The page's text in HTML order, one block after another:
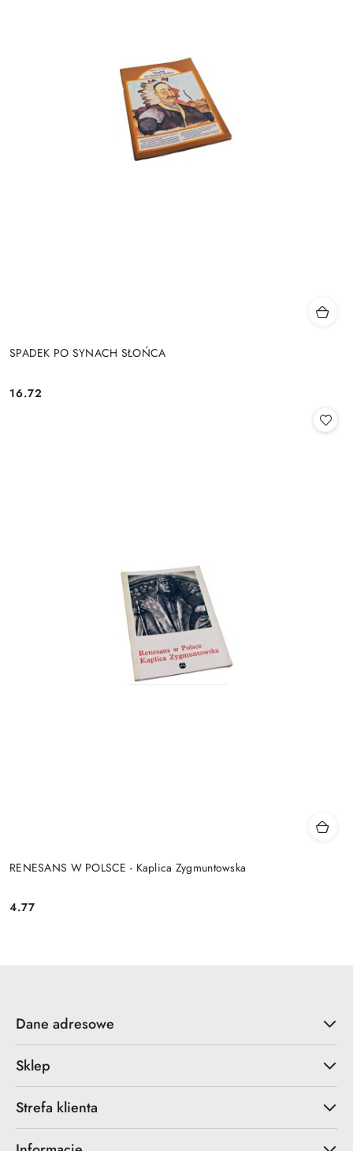
SPADEK PO SYNACH SŁOŃCA
Cena:
16.72
RENESANS W POLSCE - Kaplica Zygmuntowska
Cena:
4.77
Dane adresowe
Sklep
Strefa klienta